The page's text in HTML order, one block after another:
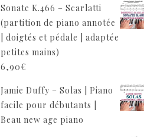
Sonate K.466 – Scarlatti
(partition de piano annotée
| doigtés et pédale | adaptée
petites mains)
6,90€
Jamie Duffy – Solas | Piano
facile pour débutants |
Beau new age piano